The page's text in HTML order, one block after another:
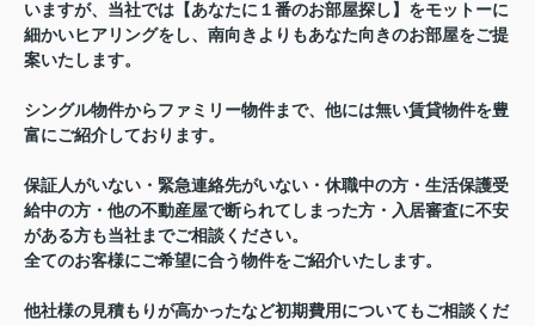
いますが、当社では【あなたに１番のお部屋探し】をモットーに
細かいヒアリングをし、南向きよりもあなた向きのお部屋をご提
案いたします。
シングル物件からファミリー物件まで、他には無い賃貸物件を豊
富にご紹介しております。
保証人がいない・緊急連絡先がいない・休職中の方・生活保護受
給中の方・他の不動産屋で断られてしまった方・入居審査に不安
がある方も当社までご相談ください。
全てのお客様にご希望に合う物件をご紹介いたします。
他社様の見積もりが高かったなど初期費用についてもご相談くだ